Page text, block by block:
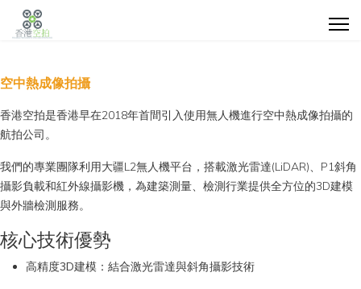
Search
Type 2 or more characters for results.
行
業
閉
們
空中熱成像拍攝
香港空拍是香港早在2018年首間引入使用無人機進行空中熱成像拍攝的
航拍公司。
我們的專業團隊利用大疆L2無人機平台，搭載激光雷達(LiDAR)、P1斜角
攝影負載和紅外線攝影機，為建築測量、檢測行業提供全方位的3D建模
與外牆檢測服務。
核心技術優勢
高精度3D建模 ：結合激光雷達與斜角攝影技術